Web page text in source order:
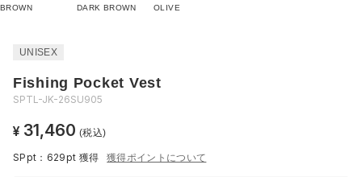
BROWN DARK BROWN OLIVE
UNISEX
Fishing Pocket Vest
SPTL-JK-26SU905
¥ 31,460 (税込)
SPpt：629pt 獲得 獲得ポイントについて